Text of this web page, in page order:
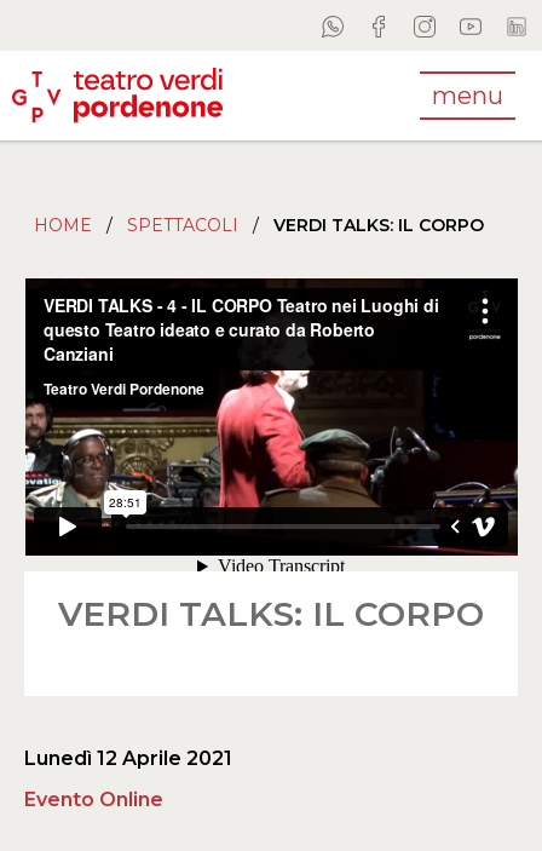
menu
HOME / SPETTACOLI / VERDI TALKS: IL CORPO
VERDI TALKS: IL CORPO
Lunedì 12 Aprile 2021
Evento Online